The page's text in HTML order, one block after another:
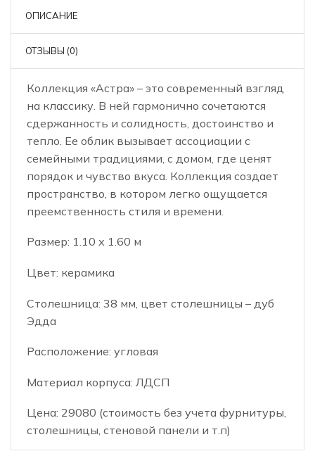
ОПИСАНИЕ
ОТЗЫВЫ (0)
Коллекция «Астра» – это современный взгляд
на классику. В ней гармонично сочетаются
сдержанность и солидность, достоинство и
тепло. Ее облик вызывает ассоциации с
семейными традициями, с домом, где ценят
порядок и чувство вкуса. Коллекция создает
пространство, в котором легко ощущается
преемственность стиля и времени.
Размер: 1.10 х 1.60 м
Цвет: керамика
Столешница: 38 мм, цвет столешницы – дуб
Эдда
Расположение: угловая
Материал корпуса: ЛДСП
Цена: 29080 (стоимость без учета фурнитуры,
столешницы, стеновой панели и т.п)